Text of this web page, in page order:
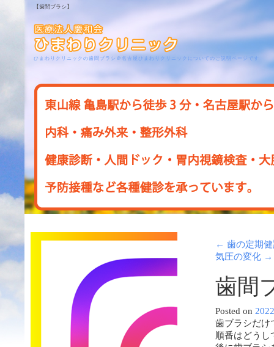
【歯間ブラシ】
ひまわりクリニックの歯間ブラシ＠名古屋ひまわりクリニックについてのご説明ページです
← 歯の定期
気圧の変化 →
歯間
Posted on
歯ブラシだ
順番はどう